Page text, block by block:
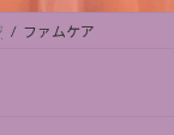
ファムケア